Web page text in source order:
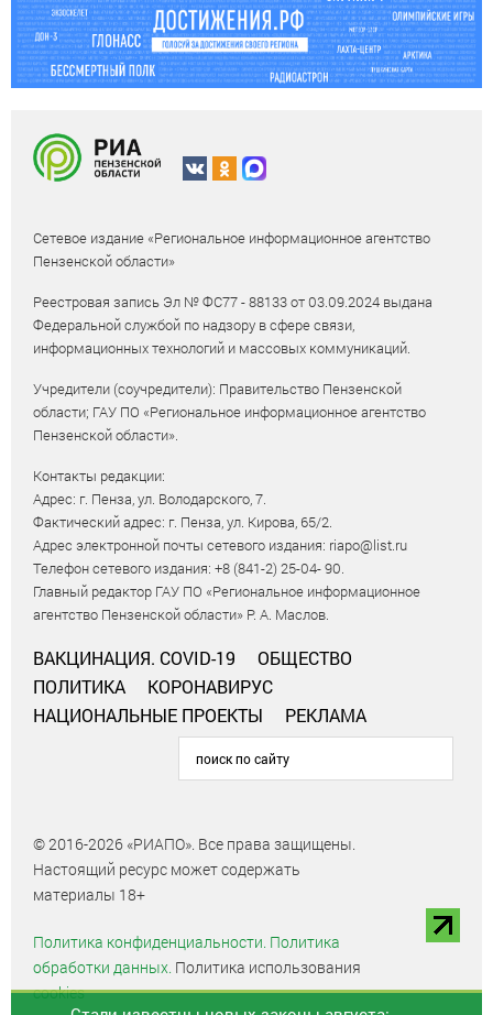
Сетевое издание «Региональное информационное агентство
Пензенской области»
Реестровая запись Эл № ФС77 - 88133 от 03.09.2024 выдана
Федеральной службой по надзору в сфере связи,
информационных технологий и массовых коммуникаций.
Учредители (соучредители): Правительство Пензенской
области; ГАУ ПО «Региональное информационное агентство
Пензенской области».
Контакты редакции:
Адрес: г. Пенза, ул. Володарского, 7.
Фактический адрес: г. Пенза, ул. Кирова, 65/2.
Адрес электронной почты сетевого издания: riapo@list.ru
Телефон сетевого издания: +8 (841-2) 25-04- 90.
Главный редактор ГАУ ПО «Региональное информационное
агентство Пензенской области» Р. А. Маслов.
ВАКЦИНАЦИЯ. COVID-19
ОБЩЕСТВО
ПОЛИТИКА
КОРОНАВИРУС
НАЦИОНАЛЬНЫЕ ПРОЕКТЫ
РЕКЛАМА
© 2016-2026 «РИАПО». Все права защищены.
Настоящий ресурс может содержать
материалы 18+
Политика конфиденциальности. Политика
обработки данных. Политика использования
cookies